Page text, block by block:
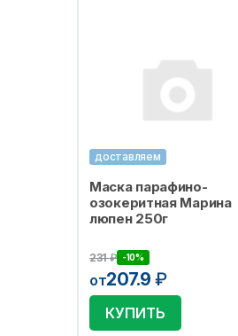
доставляем
Маска парафино-
озокеритная Марина
люпен 250г
231₽ -10%
от207.9 ₽
КУПИТЬ